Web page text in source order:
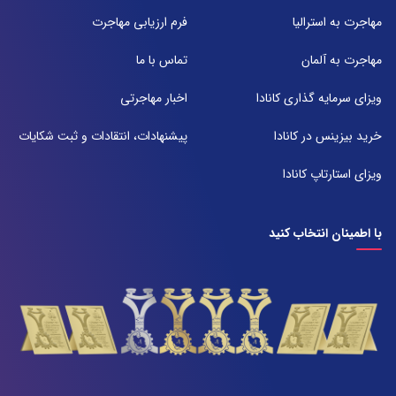
شعبه 2
تلفن:
مهاجرت به استرالیا
مهاجرت به آلمان
ویزای سرمایه گذاری کانادا
خرید بیزینس در کانادا
ویزای استارتاپ کانادا
فرم ارزیابی مهاجرت
تماس با ما
اخبار مهاجرتی
پیشنهادات، انتقادات و ثبت شکایات
با اطمینان انتخاب کنید